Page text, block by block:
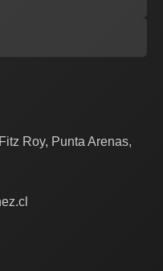
Roy, Punta Arenas,